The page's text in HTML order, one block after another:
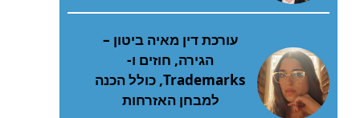
עורכת דין מאיה ביטון –
הגירה, חוזים ו-
Trademarks, כולל הכנה
למבחן האזרחות